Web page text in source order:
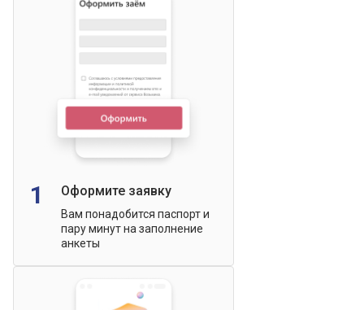
1 Оформите заявку
Вам понадобится паспорт и
пару минут на заполнение
анкеты